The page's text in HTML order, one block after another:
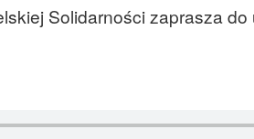
Solidarności zaprasza do